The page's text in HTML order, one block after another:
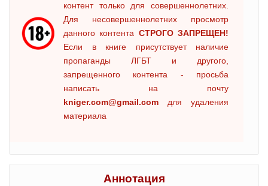
контент только для совершеннолетних.
Для несовершеннолетних просмотр
данного контента СТРОГО ЗАПРЕЩЕН!
Если в книге присутствует наличие
пропаганды ЛГБТ и другого,
запрещенного контента - просьба
написать на почту
kniger.com@gmail.com для удаления
материала
Аннотация